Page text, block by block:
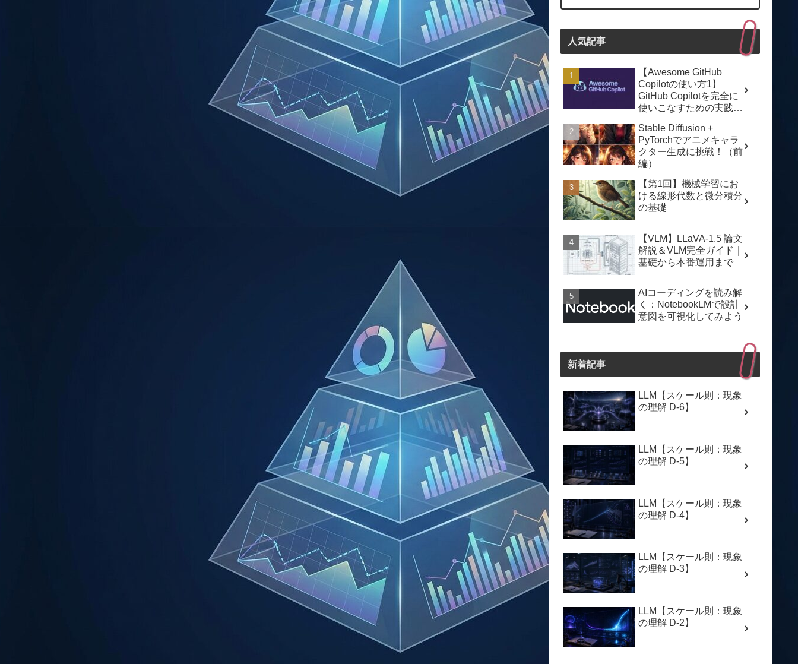
人気記事
【Awesome GitHub
Copilotの使い方1】
GitHub Copilotを完全に
使いこなすための実践ガ
Stable Diffusion +
PyTorchでアニメキャラ
クター生成に挑戦！（前
編）
【第1回】機械学習にお
ける線形代数と微分積分
の基礎
【VLM】LLaVA-1.5 論文
解説＆VLM完全ガイド｜
基礎から本番運用まで
AIコーディングを読み解
く：NotebookLMで設計
意図を可視化してみよう
新着記事
LLM【スケール則：現象
の理解 D-6】
LLM【スケール則：現象
の理解 D-5】
LLM【スケール則：現象
の理解 D-4】
LLM【スケール則：現象
の理解 D-3】
LLM【スケール則：現象
の理解 D-2】